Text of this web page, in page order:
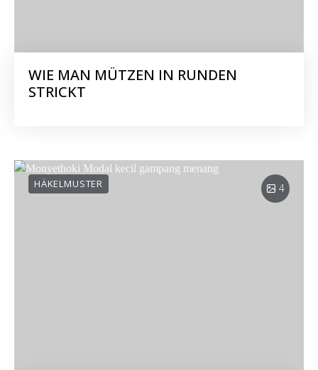
WIE MAN MÜTZEN IN RUNDEN
STRICKT
4
HÄKELMUSTER